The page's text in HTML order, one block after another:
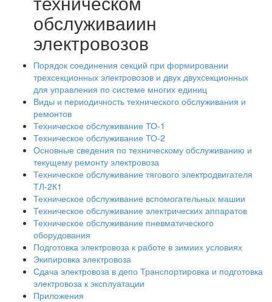
обслуживаиин
электровозов
Порядок соединения секций при формировании
трехсекционных электровозов и двух двухсекционных
для управления по системе многих единиц
Виды и периодичность технического обслуживания и
ремонтов
Техническое обслуживание ТО-1
Техническое обслуживание ТО-2
Основные сведения по техническому обслуживанию и
текущему ремонту электровоза
Техническое обслуживание тягового электродвигателя
ТЛ-2К1
Техническое обслуживание вспомогательных машии
Техническое обслуживание электрических аппаратов
Техническое обслуживание пневматического
оборудования
Подготовка электровоза к работе в зимиих условиях
Экипировка электровоза
Сдача электровоза в депо Транспортировка и подготовка
электровоза к эксплуатации
Приложения